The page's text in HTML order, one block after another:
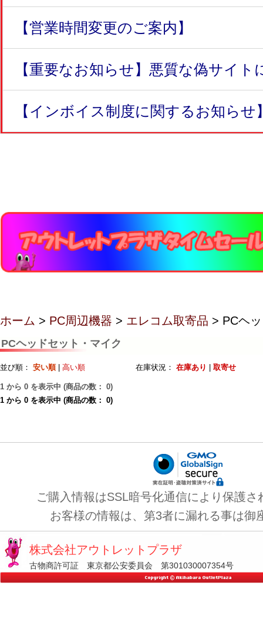
【営業時間変更のご案内】
【重要なお知らせ】悪質な偽サイト
【インボイス制度に関するお知らせ
ホーム > PC周辺機器 > エレコム取寄品 > PCヘ
PCヘッドセット・マイク
並び順： 安い順| 高い順 在庫状況： 在庫あり 取寄せ
1 から 0 を表示中 (商品の数： 0)
1 から 0 を表示中 (商品の数： 0)
ご購入情報はSSL暗号化通信により保護さ
お客様の情報は、第3者に漏れる事は御
株式会社アウトレットプラザ
古物商許可証 東京都公安委員会 第301030007354号